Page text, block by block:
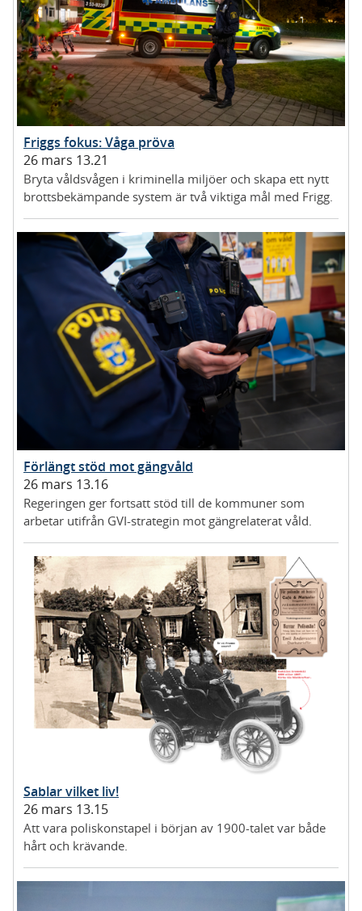
Friggs fokus: Våga pröva
26 mars 13.21
Bryta våldsvågen i kriminella miljöer och skapa ett nytt
brottsbekämpande system är två viktiga mål med Frigg.
Förlängt stöd mot gängvåld
26 mars 13.16
Regeringen ger fortsatt stöd till de kommuner som
arbetar utifrån GVI-strategin mot gängrelaterat våld.
Sablar vilket liv!
26 mars 13.15
Att vara poliskonstapel i början av 1900-talet var både
hårt och krävande.